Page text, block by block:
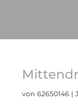
von 62650146|